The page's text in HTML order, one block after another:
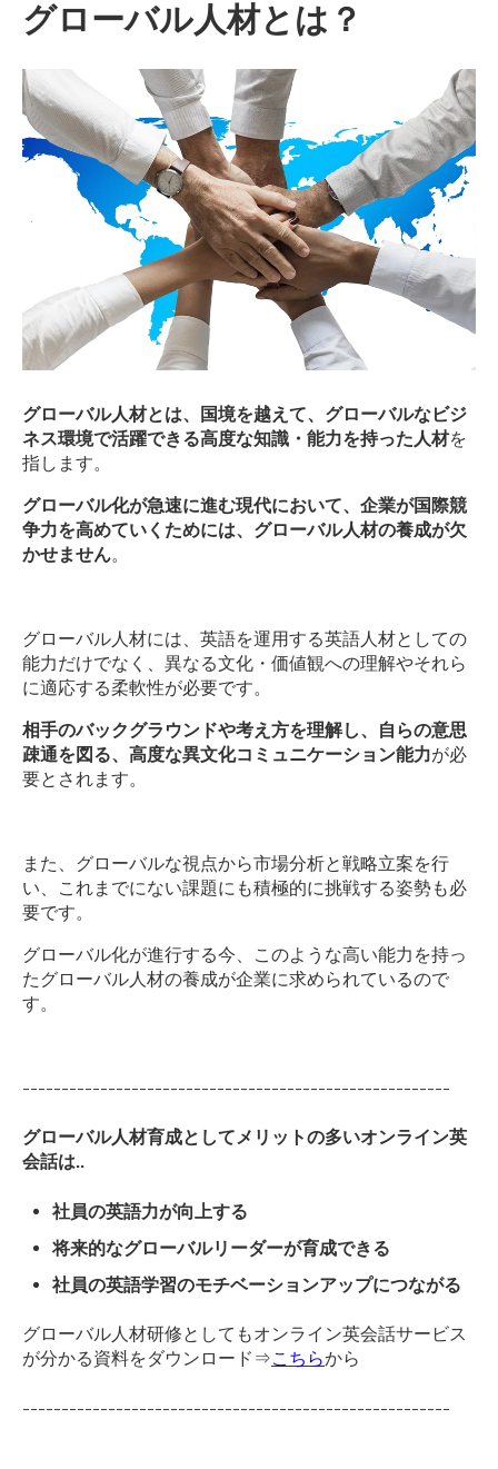
グローバル人材とは？
グローバル人材とは、国境を越えて、グローバルなビジ
ネス環境で活躍できる高度な知識・能力を持った人材を
指します。
グローバル化が急速に進む現代において、企業が国際競
争力を高めていくためには、グローバル人材の養成が欠
かせません。
グローバル人材には、英語を運用する英語人材としての
能力だけでなく、異なる文化・価値観への理解やそれら
に適応する柔軟性が必要です。
相手のバックグラウンドや考え方を理解し、自らの意思
疎通を図る、高度な異文化コミュニケーション能力が必
要とされます。
また、グローバルな視点から市場分析と戦略立案を行
い、これまでにない課題にも積極的に挑戦する姿勢も必
要です。
グローバル化が進行する今、このような高い能力を持っ
たグローバル人材の養成が企業に求められているので
す。
-------------------------------------------------------
グローバル人材育成としてメリットの多いオンライン英
会話は..
社員の英語力が向上する
将来的なグローバルリーダーが育成できる
社員の英語学習のモチベーションアップにつながる
グローバル人材研修としてもオンライン英会話サービス
が分かる資料をダウンロード⇒こちらから
-------------------------------------------------------